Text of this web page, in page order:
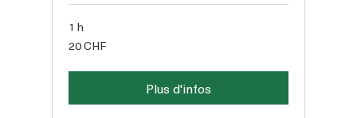
1 h
francs
20 CHF
Plus d'infos